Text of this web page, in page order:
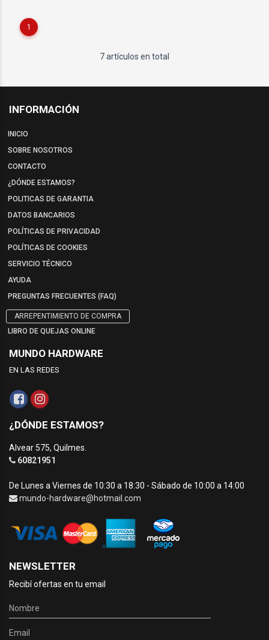
1
7 artículos en total
INFORMACIÓN
INICIO
SOBRE NOSOTROS
CONTACTO
¿DÓNDE ESTAMOS?
POLITICAS DE GARANTIA
DATOS BANCARIOS
POLÍTICAS DE PRIVACIDAD
POLÍTICAS DE COOKIES
SERVICIO TÉCNICO
AYUDA
PREGUNTAS FRECUENTES (FAQ)
ARREPENTIMIENTO DE COMPRA
LIBRO DE QUEJAS ONLINE
MUNDO HARDWARE
EN LAS REDES
¿DÓNDE ESTAMOS?
Alvear 575, Quilmes.
60821951
De Lunes a Viernes de 10:30 a 18:30 - Sábado de 10:00 a 14:00
mundo-hardware@hotmail.com
NEWSLETTER
Recibí ofertas en tu email